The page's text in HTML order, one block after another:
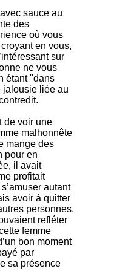
sauce au
des
où vous
en vous,
sur
ne vous
étant "dans
jalousie liée au
de voir une
malhonnête
mange des
pour en
il avait
profitait
autant
avoir à quitter
personnes.
refléter
femme
bon moment
par
sa présence